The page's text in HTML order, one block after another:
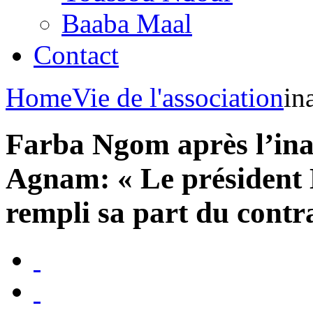
Baaba Maal
Contact
HomeVie de l'association
Farba Ngom après
Agnam: « Le
rempli sa part du